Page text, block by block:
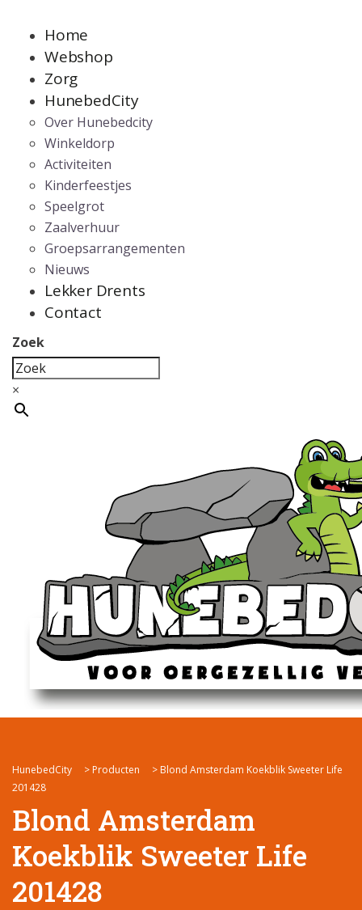
Home
Webshop
Zorg
HunebedCity
Over Hunebedcity
Winkeldorp
Activiteiten
Kinderfeestjes
Speelgrot
Zaalverhuur
Groepsarrangementen
Nieuws
Lekker Drents
Contact
Zoek
×
HunebedCity > Producten > Blond Amsterdam Koekblik Sweeter Life
201428
Blond Amsterdam
Koekblik Sweeter Life
201428